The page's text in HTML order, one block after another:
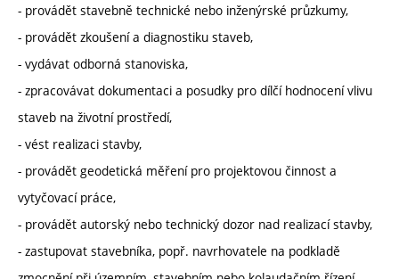
- provádět stavebně technické nebo inženýrské průzkumy,
- provádět zkoušení a diagnostiku staveb,
- vydávat odborná stanoviska,
- zpracovávat dokumentaci a posudky pro dílčí hodnocení vlivu
staveb na životní prostředí,
- vést realizaci stavby,
- provádět geodetická měření pro projektovou činnost a
vytyčovací práce,
- provádět autorský nebo technický dozor nad realizací stavby,
- zastupovat stavebníka, popř. navrhovatele na podkladě